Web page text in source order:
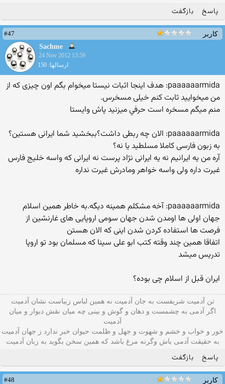
پاسخ بازگفت
کاربر
#47
Sachme
24 Nov 2012 13:59
ارسالها: 150
paaaaaarmida: هدف اینجا اثبات نیستا میخوام بگم اون چیزی که از
من میخوایید ثابت کنم خیلی مسخرس.
منم ميگم مسخره است حرفي ميزنيد پاش وايستا
paaaaaarmida: الان چه ربطی داشت؟ببخشید شما ایرانی هستین؟
به زبون فارسی کاملا مسلطید یا نه؟
آره من يه ايرانيم نه یه ایرانی نژاد پرست نه ایرانی که واسه خلیج فارس
غیرت داره ولی واسه خواهر ومادرش غیرت نداره
paaaaaarmida: آخه مشکلم همینه دیگه.به خاطر همین اسلام
جهان اولی ها اومدن شدن جهان سومی اروپایی های غارنشین از
فرصت ها استفاده کردن شدن اینی که الان هستن
اتفاقا همین چند وقته کتب ابو علی سینا که مسلمان بود تو اروپا
تدریس میشد
ایران قبل از اسلام چی بوده؟
تن آدمیت شریفست به جان آدمیت نه همین لباس زیباست نشان آدمیت
اگر آدمی به چشمست و دهان و گوش و بينی چه میان نقش دیوار و میان
آدمیت
خور و خواب و خشم و شهوت و جهل و ظلمت حیوان خبر ندارد ز جهان آدمیت
به حقیقت آدمی باش وگرنه مرغ باشد که همین سخن بگوید به زبان آدميت
پاسخ بازگفت
کاربر
#48